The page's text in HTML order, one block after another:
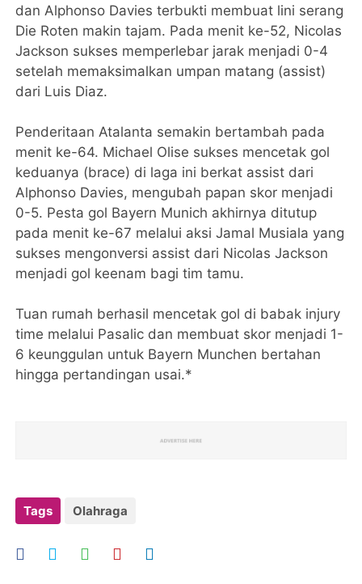
dan Alphonso Davies terbukti membuat lini serang
Die Roten makin tajam. Pada menit ke-52, Nicolas
Jackson sukses memperlebar jarak menjadi 0-4
setelah memaksimalkan umpan matang (assist)
dari Luis Diaz.
Penderitaan Atalanta semakin bertambah pada
menit ke-64. Michael Olise sukses mencetak gol
keduanya (brace) di laga ini berkat assist dari
Alphonso Davies, mengubah papan skor menjadi
0-5. Pesta gol Bayern Munich akhirnya ditutup
pada menit ke-67 melalui aksi Jamal Musiala yang
sukses mengonversi assist dari Nicolas Jackson
menjadi gol keenam bagi tim tamu.
Tuan rumah berhasil mencetak gol di babak injury
time melalui Pasalic dan membuat skor menjadi 1-
6 keunggulan untuk Bayern Munchen bertahan
hingga pertandingan usai.*
Tags Olahraga